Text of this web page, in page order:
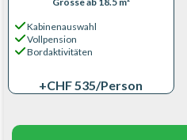
Kabinenauswahl
Vollpension
Bordaktivitäten
+CHF 535/Person